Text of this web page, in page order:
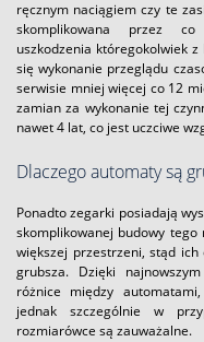
ręcznym naciągiem czy te
skomplikowana przez co
uszkodzenia któregokolwiek
się wykonanie przeglądu
serwisie mniej więcej co 12
zamian za wykonanie tej
nawet 4 lat, co jest uczciwe
Dlaczego automaty są
Ponadto zegarki posiadają
skomplikowanej budowy
większej przestrzeni, stąd
grubsza. Dzięki
różnice między
jednak szczególnie w
rozmiarówce są zauważalne.